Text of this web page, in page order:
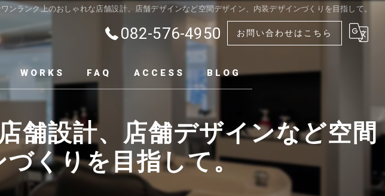
ンランク上のおしゃれな店舗設計、店舗デザインなど空間デザイン、内装デザインづくりを目指して。
082-576-4950 お問い合わせはこちら
WORKS FAQ ACCESS BLOG
舗設計、店舗デザインなど空間
くりを目指して。